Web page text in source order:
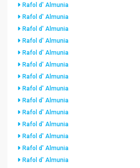
Rafol d' Almunia
Rafol d' Almunia
Rafol d' Almunia
Rafol d' Almunia
Rafol d' Almunia
Rafol d' Almunia
Rafol d' Almunia
Rafol d' Almunia
Rafol d' Almunia
Rafol d' Almunia
Rafol d' Almunia
Rafol d' Almunia
Rafol d' Almunia
Rafol d' Almunia